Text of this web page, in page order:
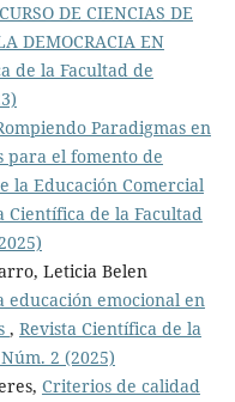
DE CIENCIAS DE
DEMOCRACIA EN
de la Facultad de
Paradigmas en
para el fomento de
la Educación Comercial
Científica de la Facultad
Leticia Belen
educación emocional en
, Revista Científica de la
2 (2025)
Criterios de calidad